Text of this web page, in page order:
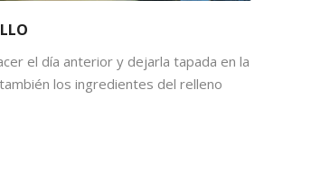
el día anterior y dejarla tapada en la
los ingredientes del relleno